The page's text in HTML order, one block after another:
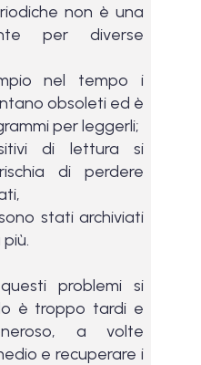
non è una
per diverse
nel tempo i
obsoleti ed è
per leggerli;
di lettura si
di perdere
stati archiviati
problemi si
è troppo tardi e
a volte
e recuperare i